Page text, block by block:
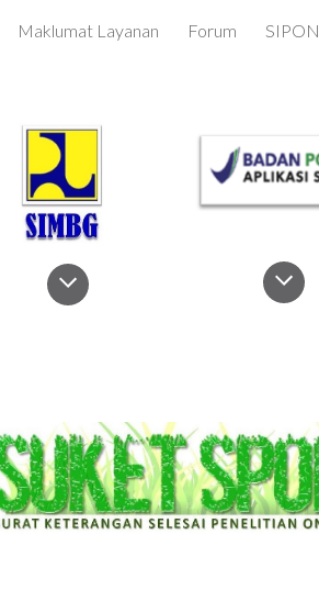
Maklumat Layanan Forum SIPON